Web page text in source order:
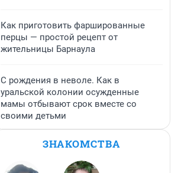
Как приготовить фаршированные
перцы — простой рецепт от
жительницы Барнаула
С рождения в неволе. Как в
уральской колонии осужденные
мамы отбывают срок вместе со
своими детьми
ЗНАКОМСТВА